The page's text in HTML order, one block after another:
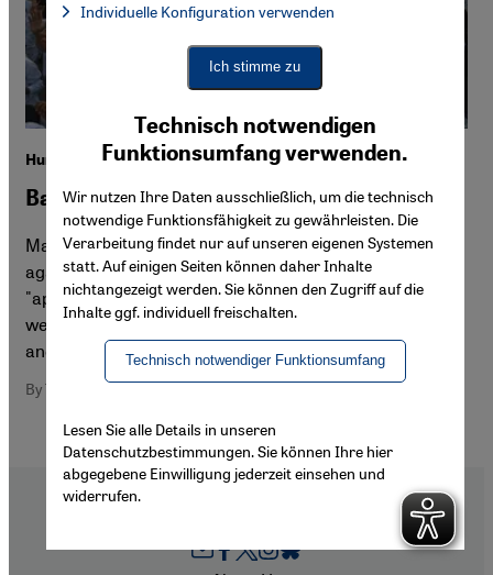
Human rights in the Islamic world
Battle cry "blasphemy"
Many predominantly Muslim countries have penal laws
against "blasphemy", "defamation of religion" and
"apostasy". In practice they serve as highly effective
weapons to settle personal animosities, family vendettas
and land disputes. By Thomas Krapf
By Thomas Krapf
Technisch notwendigen
Funktionsumfang verwenden.
Wir nutzen Ihre Daten ausschließlich, um die technisch
notwendige Funktionsfähigkeit zu gewährleisten. Die
Verarbeitung findet nur auf unseren eigenen Systemen
statt. Auf einigen Seiten können daher Inhalte
nichtangezeigt werden. Sie können den Zugriff auf die
Inhalte ggf. individuell freischalten.
Technisch notwendiger Funktionsumfang
Facebook Embed / Facebook Connect, Google Maps Embed,
Facebook Embed / Facebook Connect
Google Maps Embed
Individuelle Konfiguration verwenden
Ich stimme zu
Lesen Sie alle Details in unseren
Datenschutzbestimmungen. Sie können Ihre hier
abgegebene Einwilligung jederzeit einsehen und
widerrufen.